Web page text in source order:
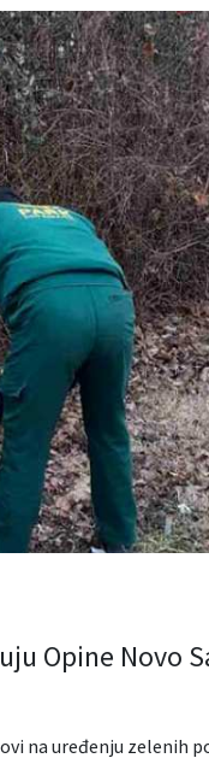
Opine Novo
na uređenju zelenih